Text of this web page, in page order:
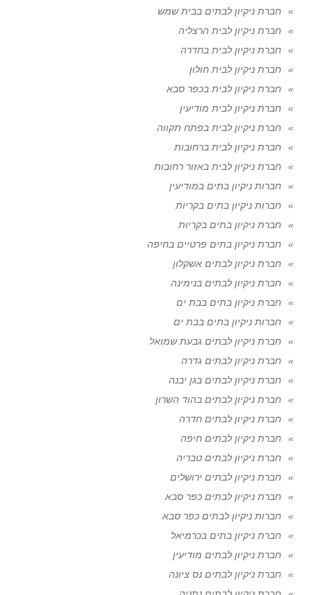
חברת ניקיון לבתים בבית שמש
חברת ניקיון לבית הרצליה
חברת ניקיון לבית בחדרה
חברת ניקיון לבית חולון
חברת ניקיון לבית בכפר סבא
חברת ניקיון לבית מודיעין
חברת ניקיון לבית בפתח תקווה
חברת ניקיון לבית ברחובות
חברת ניקיון לבית באזור רחובות
חברות ניקיון בתים במודיעין
חברות ניקיון בתים בקריות
חברת ניקיון בתים בקריות
חברת ניקיון בתים פרטיים בחיפה
חברת ניקיון לבתים אשקלון
חברת ניקיון לבתים בנימינה
חברת ניקיון בתים בבת ים
חברות ניקיון בתים בבת ים
חברת ניקיון לבתים גבעת שמואל
חברת ניקיון לבתים גדרה
חברת ניקיון לבתים בגן יבנה
חברת ניקיון לבתים בהוד השרון
חברת ניקיון לבתים חדרה
חברת ניקיון לבתים חיפה
חברת ניקיון לבתים טבריה
חברת ניקיון לבתים ירושלים
חברת ניקיון לבתים כפר סבא
חברות ניקיון לבתים כפר סבא
חברת ניקיון בתים בכרמיאל
חברת ניקיון לבתים מודיעין
חברת ניקיון לבתים נס ציונה